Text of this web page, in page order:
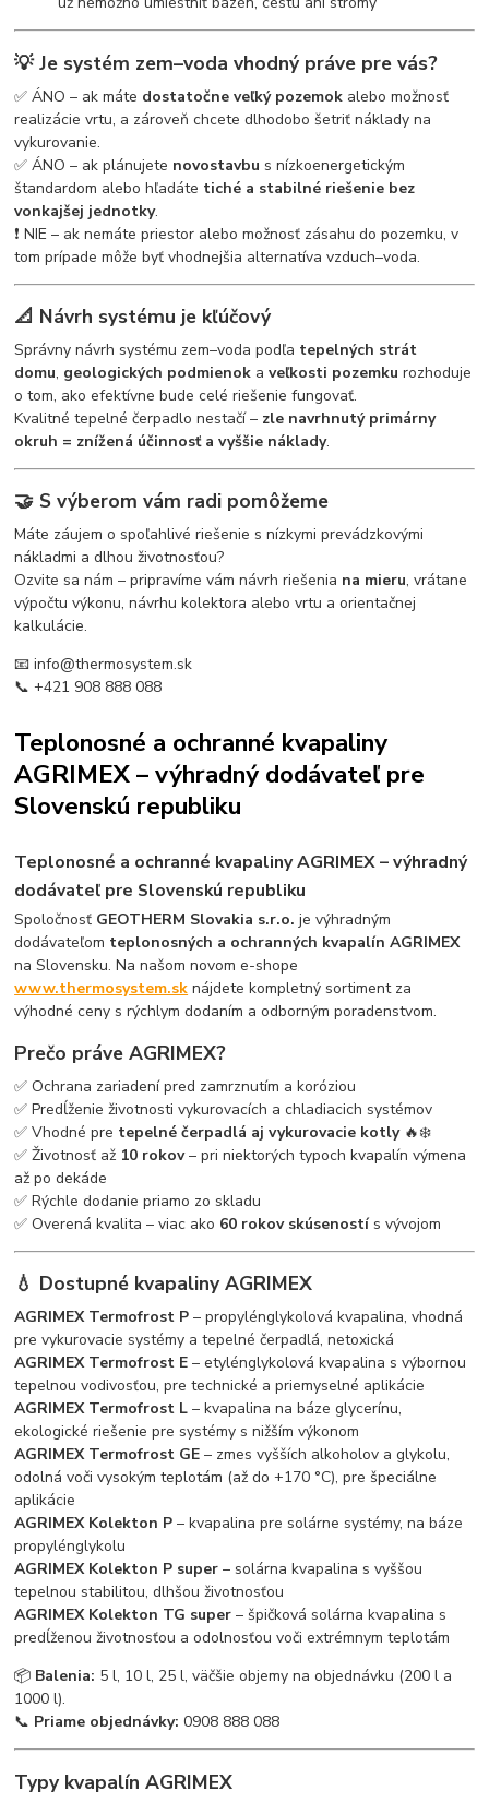
💡 Je systém zem–voda vhodný práve pre vás?
✅ ÁNO – ak máte dostatočne veľký pozemok alebo možnosť
realizácie vrtu, a zároveň chcete dlhodobo šetriť náklady na
vykurovanie.
✅ ÁNO – ak plánujete novostavbu s nízkoenergetickým
štandardom alebo hľadáte tiché a stabilné riešenie bez
vonkajšej jednotky.
❗ NIE – ak nemáte priestor alebo možnosť zásahu do pozemku, v
tom prípade môže byť vhodnejšia alternatíva vzduch–voda.
📐 Návrh systému je kľúčový
Správny návrh systému zem–voda podľa tepelných strát
domu, geologických podmienok aveľkosti pozemku rozhoduje
o tom, ako efektívne bude celé riešenie fungovať.
Kvalitné tepelné čerpadlo nestačí – zle navrhnutý primárny
okruh = znížená účinnosť a vyššie náklady.
🤝 S výberom vám radi pomôžeme
Máte záujem o spoľahlivé riešenie s nízkymi prevádzkovými
nákladmi a dlhou životnosťou?
Ozvite sa nám – pripravíme vám návrh riešenia na mieru, vrátane
výpočtu výkonu, návrhu kolektora alebo vrtu a orientačnej
kalkulácie.
📧info@thermosystem.sk
📞 +421 908 888 088
Teplonosné a ochranné kvapaliny
AGRIMEX – výhradný dodávateľ pre
Slovenskú republiku
Teplonosné a ochranné kvapaliny AGRIMEX – výhradný
dodávateľ pre Slovenskú republiku
Spoločnosť GEOTHERM Slovakia s.r.o. je výhradným
dodávateľom teplonosných a ochranných kvapalín AGRIMEX
na Slovensku. Na našom novom e-shope
www.thermosystem.sk nájdete kompletný sortiment za
výhodné ceny s rýchlym dodaním a odborným poradenstvom.
Prečo práve AGRIMEX?
✅ Ochrana zariadení pred zamrznutím a koróziou
✅ Predĺženie životnosti vykurovacích a chladiacich systémov
✅ Vhodné pre tepelné čerpadlá aj vykurovacie kotly🔥❄️
✅ Životnosť až 10 rokov– pri niektorých typoch kvapalín výmena
až po dekáde
✅ Rýchle dodanie priamo zo skladu
✅ Overená kvalita – viac ako 60 rokov skúsenostís vývojom
💧 Dostupné kvapaliny AGRIMEX
AGRIMEX Termofrost P – propylénglykolová kvapalina, vhodná
pre vykurovacie systémy a tepelné čerpadlá, netoxická
AGRIMEX Termofrost E – etylénglykolová kvapalina s výbornou
tepelnou vodivosťou, pre technické a priemyselné aplikácie
AGRIMEX Termofrost L – kvapalina na báze glycerínu,
ekologické riešenie pre systémy s nižším výkonom
AGRIMEX Termofrost GE – zmes vyšších alkoholov a glykolu,
odolná voči vysokým teplotám (až do +170 °C), pre špeciálne
aplikácie
AGRIMEX Kolekton P – kvapalina pre solárne systémy, na báze
propylénglykolu
AGRIMEX Kolekton P super – solárna kvapalina s vyššou
tepelnou stabilitou, dlhšou životnosťou
AGRIMEX Kolekton TG super – špičková solárna kvapalina s
predĺženou životnosťou a odolnosťou voči extrémnym teplotám
📦 Balenia: 5 l, 10 l, 25 l, väčšie objemy na objednávku (200 l a
1000 l).
📞 Priame objednávky: 0908 888 088
Typy kvapalín AGRIMEX